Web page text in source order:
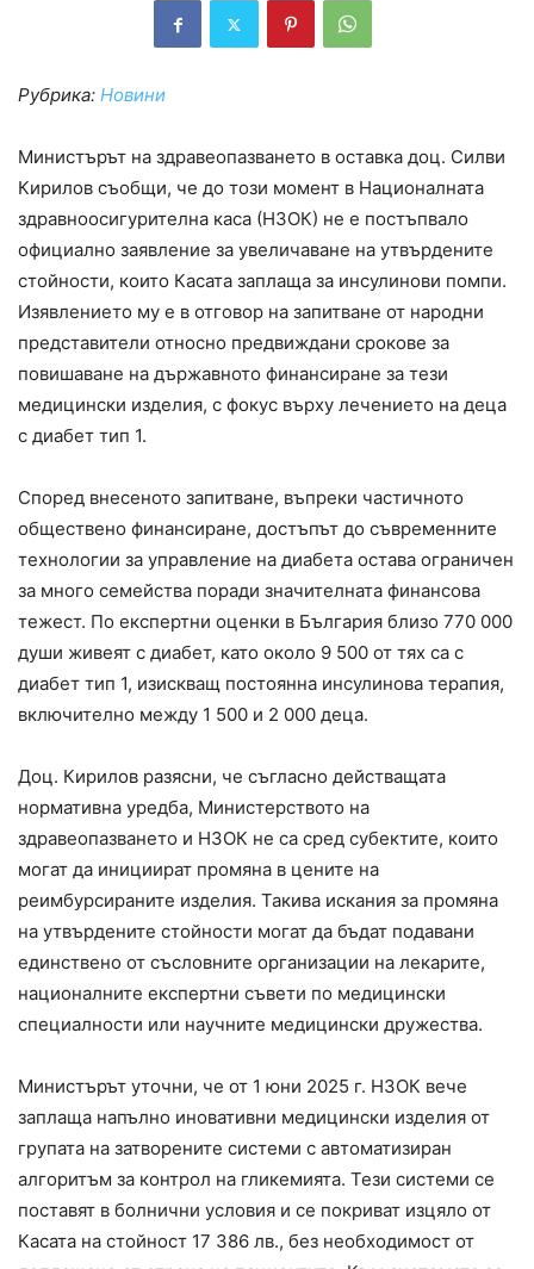
Рубрика: Новини
Министърът на здравеопазването в оставка доц. Силви
Кирилов съобщи, че до този момент в Националната
здравноосигурителна каса (НЗОК) не е постъпвало
официално заявление за увеличаване на утвърдените
стойности, които Касата заплаща за инсулинови помпи.
Изявлението му е в отговор на запитване от народни
представители относно предвиждани срокове за
повишаване на държавното финансиране за тези
медицински изделия, с фокус върху лечението на деца
с диабет тип 1.
Според внесеното запитване, въпреки частичното
обществено финансиране, достъпът до съвременните
технологии за управление на диабета остава ограничен
за много семейства поради значителната финансова
тежест. По експертни оценки в България близо 770 000
души живеят с диабет, като около 9 500 от тях са с
диабет тип 1, изискващ постоянна инсулинова терапия,
включително между 1 500 и 2 000 деца.
Доц. Кирилов разясни, че съгласно действащата
нормативна уредба, Министерството на
здравеопазването и НЗОК не са сред субектите, които
могат да инициират промяна в цените на
реимбурсираните изделия. Такива искания за промяна
на утвърдените стойности могат да бъдат подавани
единствено от съсловните организации на лекарите,
националните експертни съвети по медицински
специалности или научните медицински дружества.
Министърът уточни, че от 1 юни 2025 г. НЗОК вече
заплаща напълно иновативни медицински изделия от
групата на затворените системи с автоматизиран
алгоритъм за контрол на гликемията. Тези системи се
поставят в болнични условия и се покриват изцяло от
Касата на стойност 17 386 лв., без необходимост от